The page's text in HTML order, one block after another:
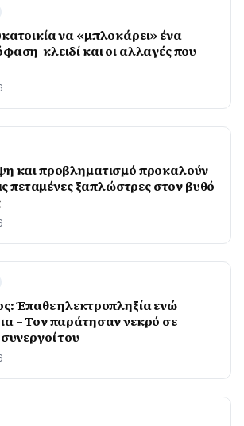
να «μπλοκάρει» ένα
κλειδί και οι αλλαγές που
και προβληματισμό προκαλούν
πεταμένες ξαπλώστρες στον βυθό
Έπαθε ηλεκτροπληξία ενώ
– Τον παράτησαν νεκρό σε
του